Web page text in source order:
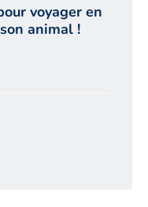
voyager en
animal !